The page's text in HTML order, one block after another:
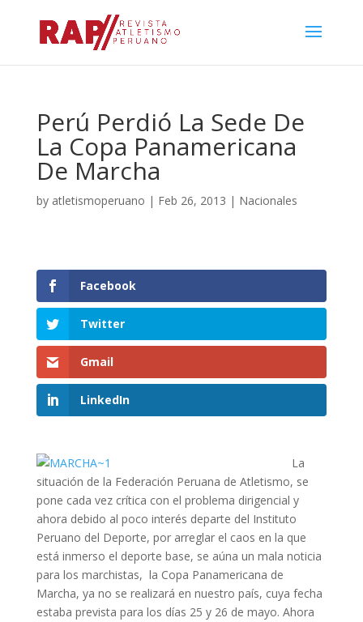
Perú Perdió La Sede De
La Copa Panamericana
De Marcha
by atletismoperuano | Feb 26, 2013 | Nacionales
Facebook
Twitter
Gmail
LinkedIn
La
situación de la Federación Peruana de Atletismo, se
pone cada vez crítica con el problema dirigencial y
ahora debido al poco interés departe del Instituto
Peruano del Deporte, por arreglar el caos en la que
está inmerso el deporte base, se aúna un mala noticia
para los marchistas, la Copa Panamericana de
Marcha, ya no se realizará en nuestro país, cuya fecha
estaba prevista para los días 25 y 26 de mayo. Ahora